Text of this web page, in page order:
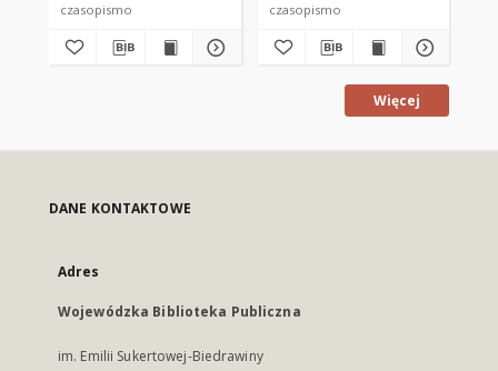
czasopismo czasopismo
Więcej
DANE KONTAKTOWE
Adres
Wojewódzka Biblioteka Publiczna
im. Emilii Sukertowej-Biedrawiny